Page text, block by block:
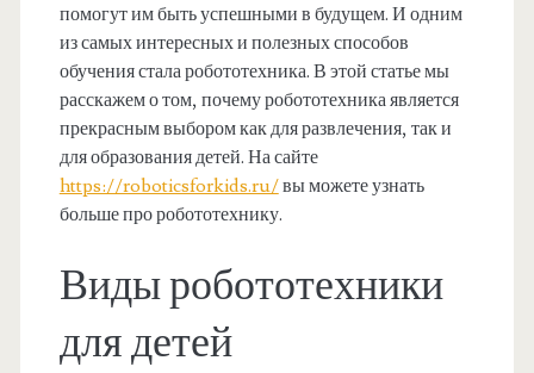
помогут им быть успешными в будущем. И одним
из самых интересных и полезных способов
обучения стала робототехника. В этой статье мы
расскажем о том, почему робототехника является
прекрасным выбором как для развлечения, так и
для образования детей. На сайте
https://roboticsforkids.ru/вы можете узнать
больше про робототехнику.
Виды робототехники
для детей